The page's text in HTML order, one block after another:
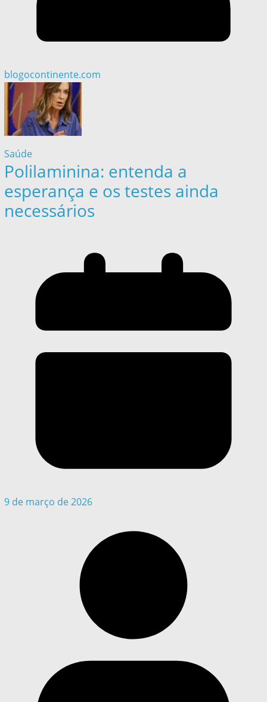
blogocontinente.com
Saúde
Polilaminina: entenda a
esperança e os testes ainda
necessários
9 de março de 2026